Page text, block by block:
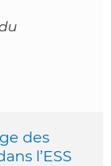
des
l’ESS